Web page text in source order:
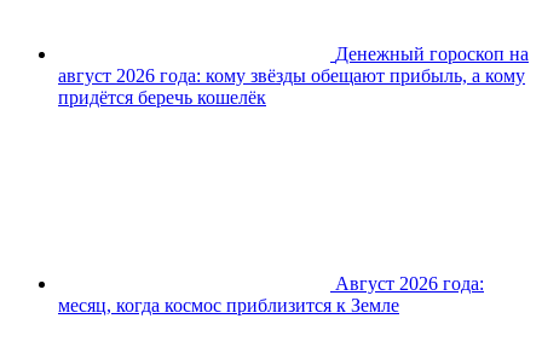
Денежный гороскоп на
август 2026 года: кому звёзды обещают прибыль, а кому
придётся беречь кошелёк
Август 2026 года:
месяц, когда космос приблизится к Земле